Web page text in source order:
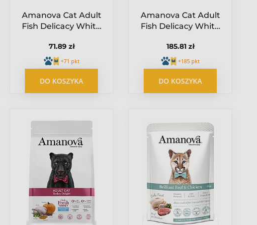
Amanova Cat Adult
Fish Delicacy White
1,5kg
71.89 zł
+71 pkt
DO KOSZYKA
Amanova Cat Adult
Fish Delicacy White
185.81 zł
+185 pkt
DO KOSZYKA